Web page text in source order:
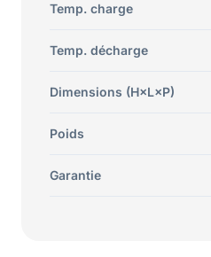
Temp. charge
Temp. décharge
Dimensions (H×L×P)
Poids
Garantie